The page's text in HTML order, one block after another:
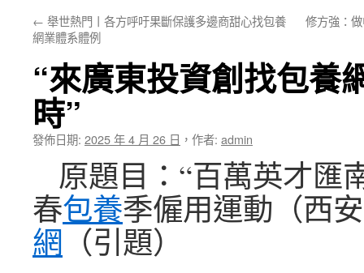
← 舉世熱門丨各方呼吁果斷保護多邊商甜心找包養
網業體系體例
修方強：
“來廣東投資創找包養
時”
發佈日期: 2025 年 4 月 26 日 ， 作者: admin
原題目：“百萬英才匯
春包養季僱用運動（西
網 （引題）